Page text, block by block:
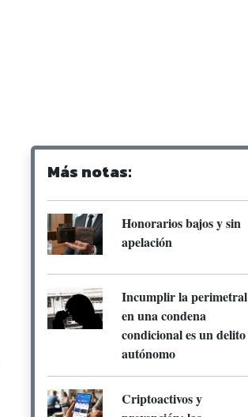
Más notas:
Honorarios bajos y sin
apelación
Incumplir la perimetral
en una condena
condicional es un delito
autónomo
Criptoactivos y